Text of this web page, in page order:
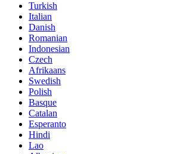
Turkish
Italian
Danish
Romanian
Indonesian
Czech
Afrikaans
Swedish
Polish
Basque
Catalan
Esperanto
Hindi
Lao